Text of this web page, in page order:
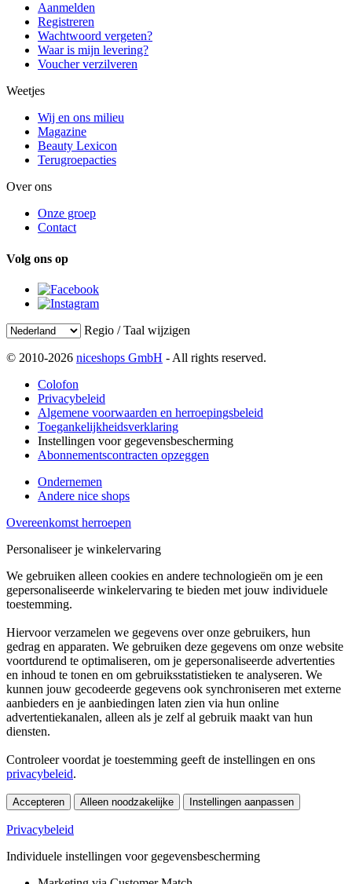
Aanmelden
Registreren
Wachtwoord vergeten?
Waar is mijn levering?
Voucher verzilveren
Weetjes
Wij en ons milieu
Magazine
Beauty Lexicon
Terugroepacties
Over ons
Onze groep
Contact
Volg ons op
Regio / Taal wijzigen
© 2010-2026 niceshops GmbH - All rights reserved.
Colofon
Privacybeleid
Algemene voorwaarden en herroepingsbeleid
Toegankelijkheidsverklaring
Instellingen voor gegevensbescherming
Abonnementscontracten opzeggen
Ondernemen
Andere nice shops
Overeenkomst herroepen
Personaliseer je winkelervaring
We gebruiken alleen cookies en andere technologieën om je een
gepersonaliseerde winkelervaring te bieden met jouw individuele
toestemming.
Hiervoor verzamelen we gegevens over onze gebruikers, hun
gedrag en apparaten. We gebruiken deze gegevens om onze website
voortdurend te optimaliseren, om je gepersonaliseerde advertenties
en inhoud te tonen en om gebruiksstatistieken te analyseren. We
kunnen jouw gecodeerde gegevens ook synchroniseren met externe
aanbieders en je aanbiedingen laten zien via hun online
advertentiekanalen, alleen als je zelf al gebruik maakt van hun
diensten.
Controleer voordat je toestemming geeft de instellingen en ons
privacybeleid.
Accepteren Alleen noodzakelijke Instellingen aanpassen
Privacybeleid
Individuele instellingen voor gegevensbescherming